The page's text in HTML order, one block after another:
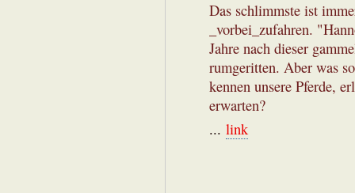
Das schlimmste ist
_vorbei_zufahren.
Jahre nach dieser
rumgeritten. Aber was
kennen unsere Pferde,
erwarten?
... link